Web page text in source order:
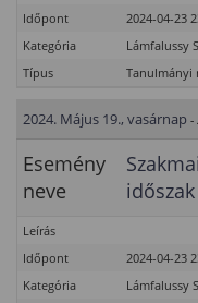
Időpont
2024-04-23
Kategória
Lámfalussy
Típus
Tanulmányi
2024. Május 19., vasárnap -
Esemény
neve
időszak
Leírás
Időpont
2024-04-23
Kategória
Lámfalussy